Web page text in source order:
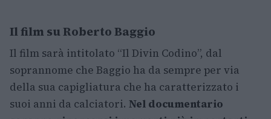
Il film su Roberto Baggio
Il film sarà intitolato “Il Divin Codino”, dal
soprannome che Baggio ha da sempre per via
della sua capigliatura che ha caratterizzato i
suoi anni da calciatori. Nel documentario